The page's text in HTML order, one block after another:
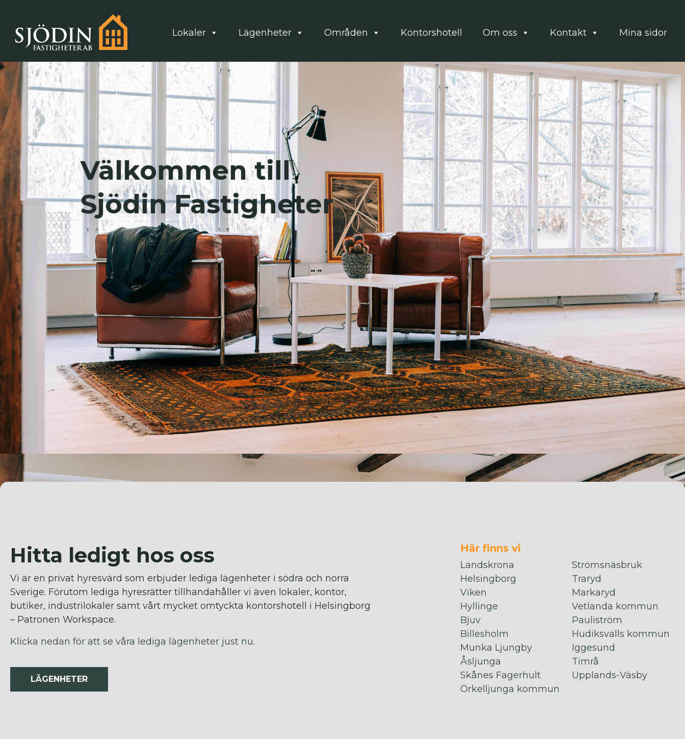
Lokaler Lägenheter Områden Kontorshotell Om oss Kontakt Mina sidor
Välkommen till
Sjödin Fastigheter
Hitta ledigt hos oss
Vi är en privat hyresvärd som erbjuder lediga lägenheter i södra och norra
Sverige. Förutom lediga hyresrätter tillhandahåller vi även lokaler, kontor,
butiker, industrilokaler samt vårt mycket omtyckta kontorshotell i Helsingborg
– Patronen Workspace.
Klicka nedan för att se våra lediga lägenheter just nu.
LÄGENHETER
Här finns vi
Landskrona
Helsingborg
Viken
Hyllinge
Bjuv
Billesholm
Munka Ljungby
Åsljunga
Skånes Fagerhult
Örkelljunga kommun
Strömsnäsbruk
Traryd
Markaryd
Vetlanda kommun
Pauliström
Hudiksvalls kommun
Iggesund
Timrå
Upplands-Väsby